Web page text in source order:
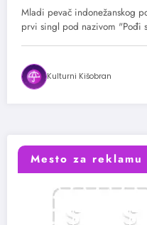
Mladi pevač indonežanskog
prvi singl pod nazivom "Pođi
Kulturni Kišobran
Mesto za reklamu